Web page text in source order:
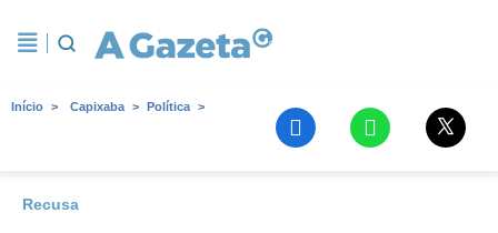
Início Capixaba Política
Recusa